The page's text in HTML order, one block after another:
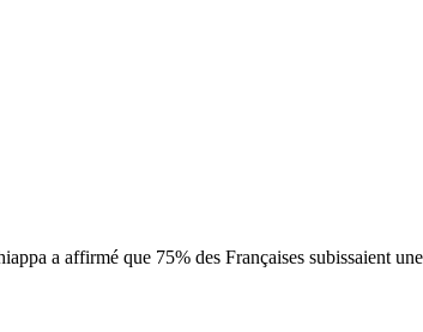
a affirmé que 75% des Françaises subissaient